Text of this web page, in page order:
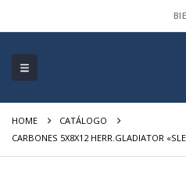
HOME
CATÁLOGO
CARBONES 5X8X12 HERR.GLADIATOR